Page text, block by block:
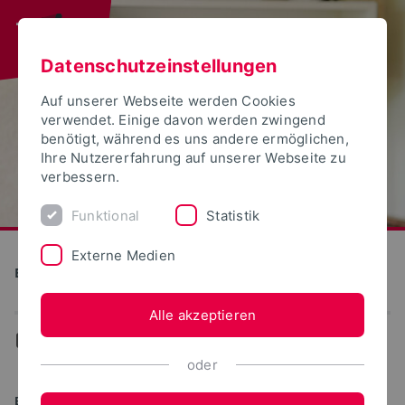
Bauen und Umwelt
... Studiengänge
BACHELOR OF ENGINEERING (B.ENG.)
Datenschutzeinstellungen
Auf unserer Webseite werden Cookies
verwendet. Einige davon werden zwingend
benötigt, während es uns andere ermöglichen,
Ihre Nutzererfahrung auf unserer Webseite zu
verbessern.
Funktional Statistik
Externe Medien
Alle akzeptieren
oder